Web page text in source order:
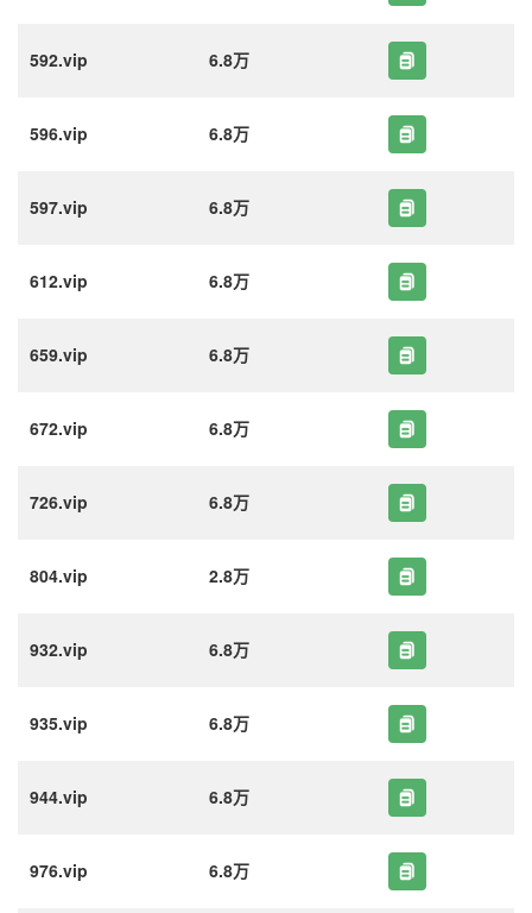
592.vip 6.8万
596.vip 6.8万
597.vip 6.8万
612.vip 6.8万
659.vip 6.8万
672.vip 6.8万
726.vip 6.8万
804.vip 2.8万
932.vip 6.8万
935.vip 6.8万
944.vip 6.8万
976.vip 6.8万